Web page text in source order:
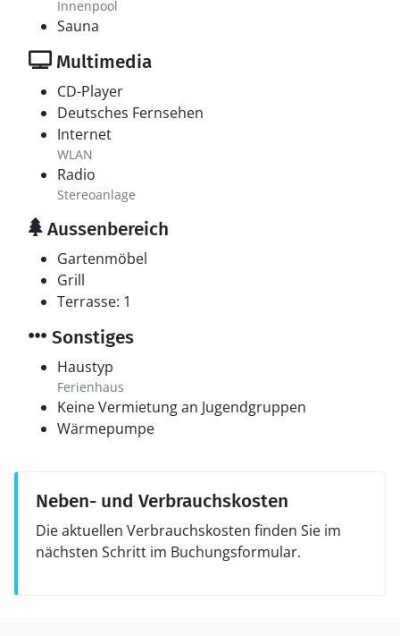
Innenpool
Sauna
Multimedia
CD-Player
Deutsches Fernsehen
Internet
WLAN
Radio
Stereoanlage
Aussenbereich
Gartenmöbel
Grill
Terrasse: 1
Sonstiges
Haustyp
Ferienhaus
Keine Vermietung an Jugendgruppen
Wärmepumpe
Neben- und Verbrauchskosten
Die aktuellen Verbrauchskosten finden Sie im
nächsten Schritt im Buchungsformular.